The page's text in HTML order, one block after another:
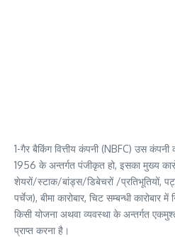
1-गैर बैकिंग वित्तीय कंपनी (NBFC) उस
1956 के अन्तर्गत पंजीकृत हो, इसका मुख्य
शेयरों/स्टाक/बांड्स/डिबेचरों /प्रतिभूतियों,
पर्चेज), बीमा कारोबार, चिट सम्बन्धी
किसी योजना अथवा व्यवस्था के अन्तर्गत
प्राप्त करना है।